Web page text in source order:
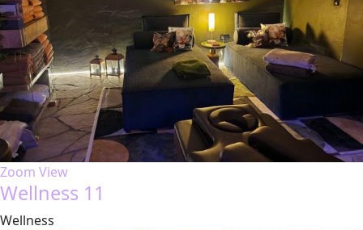
Zoom View
Wellness 11
Wellness